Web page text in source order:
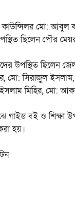
মো: আবুল
ছিলেন পৌর
উপস্থিত ছিলেন
মো: সিরাজুল
মিহির, মো:
গাইড বই ও
হয়।